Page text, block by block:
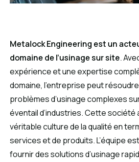
Metalock Engineering est un
domaine de l’usinage sur site.
expérience et une expertise
domaine, l’entreprise peut
problèmes d’usinage complexes
éventail d’industries. Cette société
véritable culture de la qualité en
services et de produits. L’équipe
fournir des solutions d’usinage